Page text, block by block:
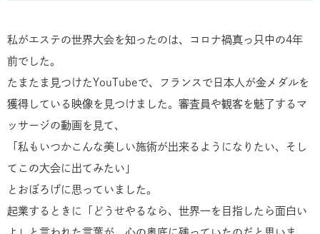
私がエステの世界大会を知ったのは、コロナ禍真っ只中の4年
前でした。
たまたま見つけたYouTubeで、フランスで日本人が金メダルを
獲得している映像を見つけました。審査員や観客を魅了するマ
ッサージの動画を見て、
「私もいつかこんな美しい施術が出来るようになりたい、そし
てこの大会に出てみたい」
とおぼろげに思っていました。
起業するときに「どうせやるなら、世界一を目指したら面白い